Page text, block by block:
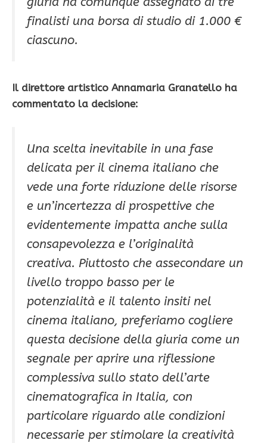
finalisti una borsa di studio di 1.000 €
ciascuno.
Il direttore artistico Annamaria Granatello ha
commentato la decisione:
Una scelta inevitabile in una fase
delicata per il cinema italiano che
vede una forte riduzione delle risorse
e un’incertezza di prospettive che
evidentemente impatta anche sulla
consapevolezza e l’originalità
creativa. Piuttosto che assecondare un
livello troppo basso per le
potenzialità e il talento insiti nel
cinema italiano, preferiamo cogliere
questa decisione della giuria come un
segnale per aprire una riflessione
complessiva sullo stato dell’arte
cinematografica in Italia, con
particolare riguardo alle condizioni
necessarie per stimolare la creatività